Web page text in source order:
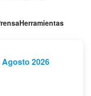
Herramientas
2026